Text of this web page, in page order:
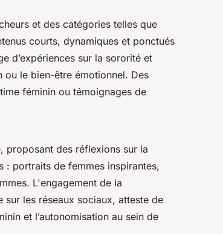
et des catégories telles que
courts, dynamiques et ponctués
d’expériences sur la sororité et
ou le bien-être émotionnel. Des
féminin ou témoignages de
proposant des réflexions sur la
: portraits de femmes inspirantes,
L'engagement de la
sur les réseaux sociaux, atteste de
et l’autonomisation au sein de